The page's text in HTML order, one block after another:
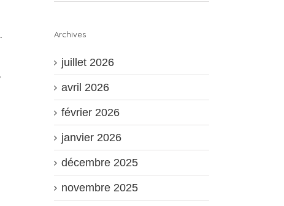
Archives
juillet 2026
avril 2026
février 2026
janvier 2026
décembre 2025
novembre 2025